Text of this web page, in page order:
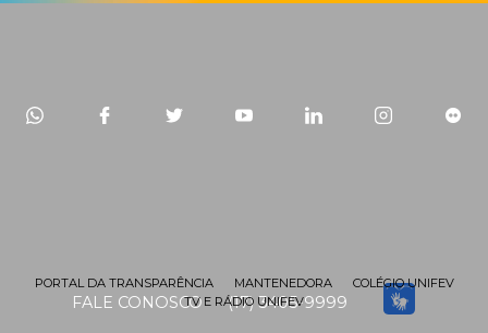
FALE CONOSCO (17) 3405-9999
PORTAL DA TRANSPARÊNCIA MANTENEDORA
COLÉGIO UNIFEV
TV E RÁDIO UNIFEV